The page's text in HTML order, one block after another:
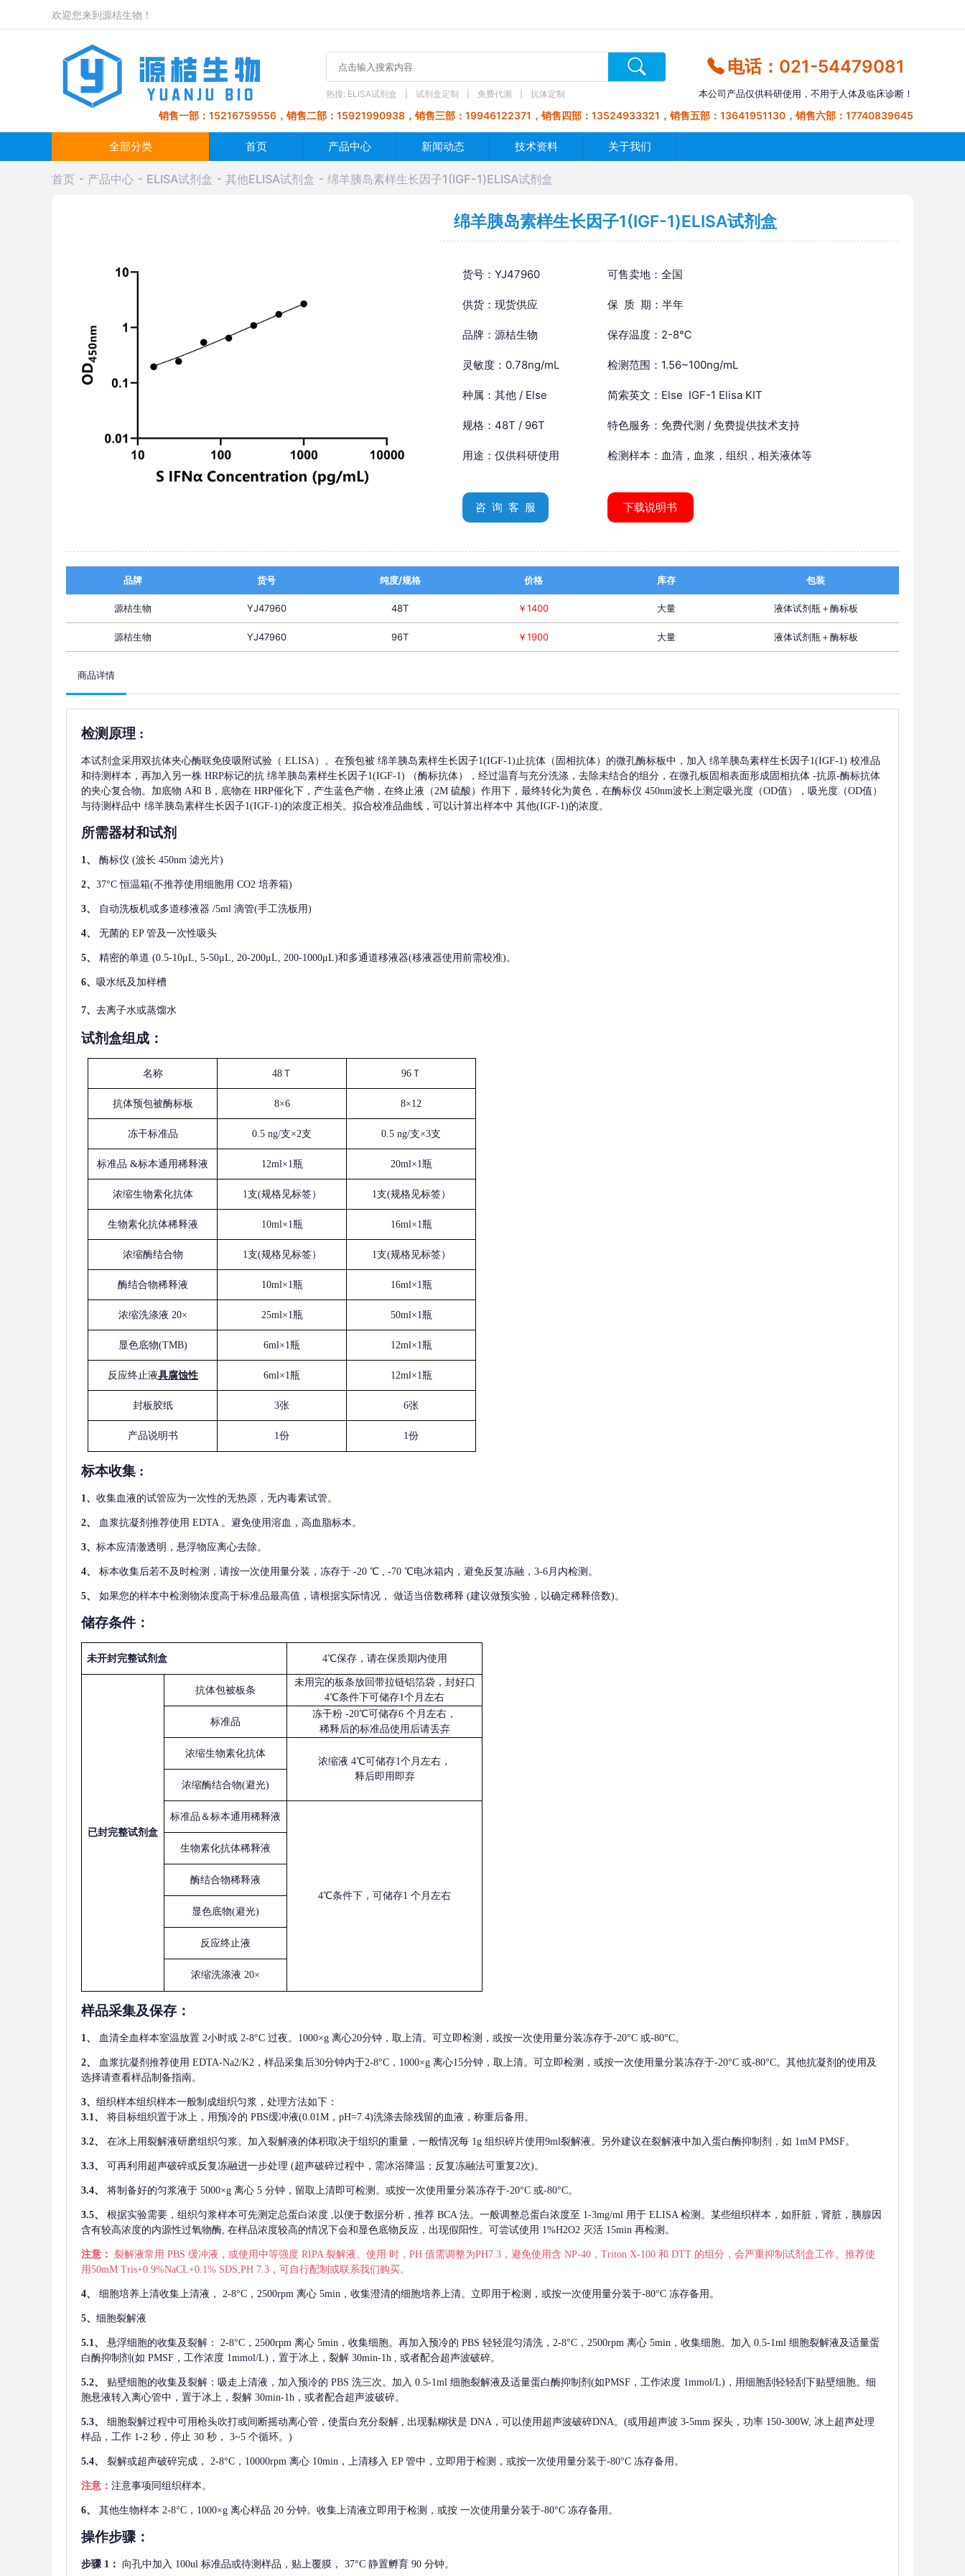
欢迎您来到源桔生物！
热搜: ELISA试剂盒 试剂盒定制 免费代测 抗体定制
电话：021-54479081
本公司产品仅供科研使用，不用于人体及临床诊断！
销售一部：15216759556，销售二部：15921990938，销售三部：19946122371，销售四部：13524933321，销售五部：13641951130，销售六部：17740839645
全部分类 首页 产品中心 新闻动态 技术资料 关于我们
首页 产品中心 ELISA试剂盒 其他ELISA试剂盒 绵羊胰岛素样生长因子1(IGF-1)ELISA试剂盒
绵羊胰岛素样生长因子1(IGF-1)ELISA试剂盒
货号：YJ47960 可售卖地：全国
供货：现货供应 保 质 期：半年
品牌：源桔生物 保存温度：2-8℃
灵敏度：0.78ng/mL 检测范围：1.56~100ng/mL
种属：其他 / Else 简索英文：Else IGF-1 Elisa KIT
规格：48T / 96T 特色服务：免费代测 / 免费提供技术支持
用途：仅供科研使用 检测样本：血清，血浆，组织，相关液体等
咨 询 客 服 下载说明书
品牌 货号 纯度/规格 价格 库存 包装
源桔生物 YJ47960 48T ￥1400 大量 液体试剂瓶＋酶标板
源桔生物 YJ47960 96T ￥1900 大量 液体试剂瓶＋酶标板
商品详情
检测原理 :
本试剂盒采用双抗体夹心酶联免疫吸附试验（ ELISA）。在预包被 绵羊胰岛素样生长因子1(IGF-1)止抗体（固相抗体）的微孔酶标板中，加入 绵羊胰岛素样生长因子1(IGF-1) 校准品
和待测样本，再加入另一株 HRP标记的抗 绵羊胰岛素样生长因子1(IGF-1) （酶标抗体），经过温育与充分洗涤，去除未结合的组分，在微孔板固相表面形成固相抗体 -抗原-酶标抗体
的夹心复合物。加底物 A和 B，底物在 HRP催化下，产生蓝色产物，在终止液（2M 硫酸）作用下，最终转化为黄色，在酶标仪 450nm波长上测定吸光度（OD值），吸光度（OD值）
与待测样品中 绵羊胰岛素样生长因子1(IGF-1)的浓度正相关。拟合校准品曲线，可以计算出样本中 其他(IGF-1)的浓度。
所需器材和试剂
1、 酶标仪 (波长 450nm 滤光片)
2、 37°C 恒温箱(不推荐使用细胞用 CO2 培养箱)
3、 自动洗板机或多道移液器 /5ml 滴管(手工洗板用)
4、 无菌的 EP 管及一次性吸头
5、 精密的单道 (0.5-10μL, 5-50μL, 20-200μL, 200-1000μL)和多通道移液器(移液器使用前需校准)。
6、 吸水纸及加样槽
7、 去离子水或蒸馏水
试剂盒组成：
名称 48Ｔ 96Ｔ
抗体预包被酶标板 8×6 8×12
冻干标准品 0.5 ng/支×2支 0.5 ng/支×3支
标准品 &标本通用稀释液 12ml×1瓶 20ml×1瓶
浓缩生物素化抗体 1支(规格见标签） 1支(规格见标签）
生物素化抗体稀释液 10ml×1瓶 16ml×1瓶
浓缩酶结合物 1支(规格见标签） 1支(规格见标签）
酶结合物稀释液 10ml×1瓶 16ml×1瓶
浓缩洗涤液 20× 25ml×1瓶 50ml×1瓶
显色底物(TMB) 6ml×1瓶 12ml×1瓶
反应终止液具腐蚀性 6ml×1瓶 12ml×1瓶
封板胶纸 3张 6张
产品说明书 1份 1份
标本收集 :
1、 收集血液的试管应为一次性的无热原，无内毒素试管。
2、 血浆抗凝剂推荐使用 EDTA 。避免使用溶血，高血脂标本。
3、 标本应清澈透明，悬浮物应离心去除。
4、 标本收集后若不及时检测，请按一次使用量分装，冻存于 -20 ℃ , -70 ℃电冰箱内，避免反复冻融，3-6月内检测。
5、 如果您的样本中检测物浓度高于标准品最高值，请根据实际情况， 做适当倍数稀释 (建议做预实验，以确定稀释倍数)。
储存条件：
未开封完整试剂盒 4℃保存，请在保质期内使用
已封完整试剂盒
抗体包被板条
未用完的板条放回带拉链铝箔袋，封好口
4℃条件下可储存1个月左右
标准品
冻干粉 -20℃可储存6 个月左右，
稀释后的标准品使用后请丢弃
浓缩生物素化抗体
浓缩液 4℃可储存1个月左右，
释后即用即弃
浓缩酶结合物(避光)
标准品＆标本通用稀释液
4℃条件下，可储存1 个月左右
生物素化抗体稀释液
酶结合物稀释液
显色底物(避光)
反应终止液
浓缩洗涤液 20×
样品采集及保存 ：
1、 血清全血样本室温放置 2小时或 2-8°C 过夜。1000×g 离心20分钟，取上清。可立即检测，或按一次使用量分装冻存于-20°C 或-80°C。
2、 血浆抗凝剂推荐使用 EDTA-Na2/K2，样品采集后30分钟内于2-8°C，1000×g 离心15分钟，取上清。可立即检测，或按一次使用量分装冻存于-20°C 或-80°C。其他抗凝剂的使用及
选择请查看样品制备指南。
3、 组织样本组织样本一般制成组织匀浆，处理方法如下：
3.1、
将目标组织置于冰上，用预冷的 PBS缓冲液(0.01M，pH=7.4)洗涤去除残留的血液，称重后备用。
3.2、 在冰上用裂解液研磨组织匀浆。加入裂解液的体积取决于组织的重量，一般情况每 1g 组织碎片使用9ml裂解液。另外建议在裂解液中加入蛋白酶抑制剂，如 1mM PMSF。
3.3、 可再利用超声破碎或反复冻融进一步处理 (超声破碎过程中，需冰浴降温；反复冻融法可重复2次)。
3.4、 将制备好的匀浆液于 5000×g 离心 5 分钟，留取上清即可检测。或按一次使用量分装冻存于-20°C 或-80°C。
3.5、 根据实验需要，组织匀浆样本可先测定总蛋白浓度 ,以便于数据分析，推荐 BCA 法。一般调整总蛋白浓度至 1-3mg/ml 用于 ELISA 检测。某些组织样本，如肝脏，肾脏，胰腺因
含有较高浓度的内源性过氧物酶, 在样品浓度较高的情况下会和显色底物反应，出现假阳性。可尝试使用 1%H2O2 灭活 15min 再检测。
注意： 裂解液常用 PBS 缓冲液，或使用中等强度 RIPA 裂解液。使用 时，PH 值需调整为PH7.3，避免使用含 NP-40，Triton X-100 和 DTT 的组分，会严重抑制试剂盒工作。推荐使
用50mM Tris+0.9%NaCL+0.1% SDS,PH 7.3，可自行配制或联系我们购买。
4、 细胞培养上清收集上清液， 2-8°C，2500rpm 离心 5min，收集澄清的细胞培养上清。立即用于检测，或按一次使用量分装于-80°C 冻存备用。
5、 细胞裂解液
5.1、 悬浮细胞的收集及裂解：
2-8°C，2500rpm 离心 5min，收集细胞。再加入预冷的 PBS 轻轻混匀清洗，2-8°C，2500rpm 离心 5min，收集细胞。加入 0.5-1ml 细胞裂解液及适量蛋
白酶抑制剂(如 PMSF，工作浓度 1mmol/L)，置于冰上，裂解 30min-1h , 或者配合超声波破碎。
5.2、 贴壁细胞的收集及裂解：吸走上清液，加入预冷的 PBS 洗三次。加入 0.5-1ml 细胞裂解液及适量蛋白酶抑制剂(如PMSF，工作浓度 1mmol/L)，用细胞刮轻轻刮下贴壁细胞。细
胞悬液转入离心管中，置于冰上，裂解 30min-1h，或者配合超声波破碎。
5.3、 细胞裂解过程中可用枪头吹打或间断摇动离心管，使蛋白充分裂解 , 出现黏糊状是 DNA，可以使用超声波破碎DNA。(或用超声波 3-5mm 探头，功率 150-300W, 冰上超声处理
样品，工作 1-2 秒，停止 30 秒， 3~5 个循环。)
5.4、 裂解或超声破碎完成， 2-8°C，10000rpm 离心 10min，上清移入 EP 管中，立即用于检测，或按一次使用量分装于-80°C 冻存备用。
注意： 注意事项同组织样本。
6、 其他生物样本 2-8°C，1000×g 离心样品 20 分钟。收集上清液立即用于检测，或按 一次使用量分装于-80°C 冻存备用。
操作步骤：
步骤 1： 向孔中加入 100ul 标准品或待测样品，贴上覆膜， 37°C 静置孵育 90 分钟。